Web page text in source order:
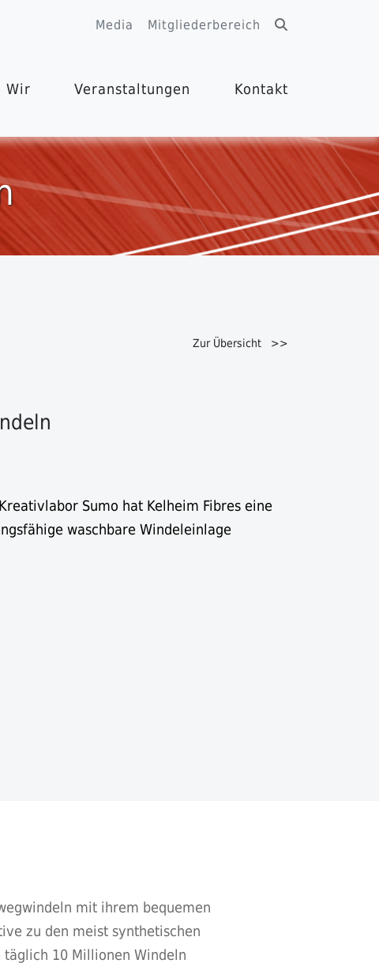
Media Mitgliederbereich
Wir Veranstaltungen Kontakt
Zur Übersicht >>
Sumo hat Kelheim Fibres eine
waschbare Windeleinlage
mit ihrem bequemen
zu den meist synthetischen
täglich 10 Millionen Windeln